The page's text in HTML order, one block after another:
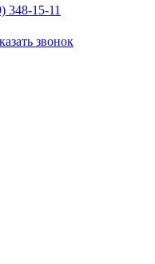
348-15-11
звонок